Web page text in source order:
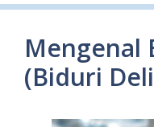
Mengenal
(Biduri